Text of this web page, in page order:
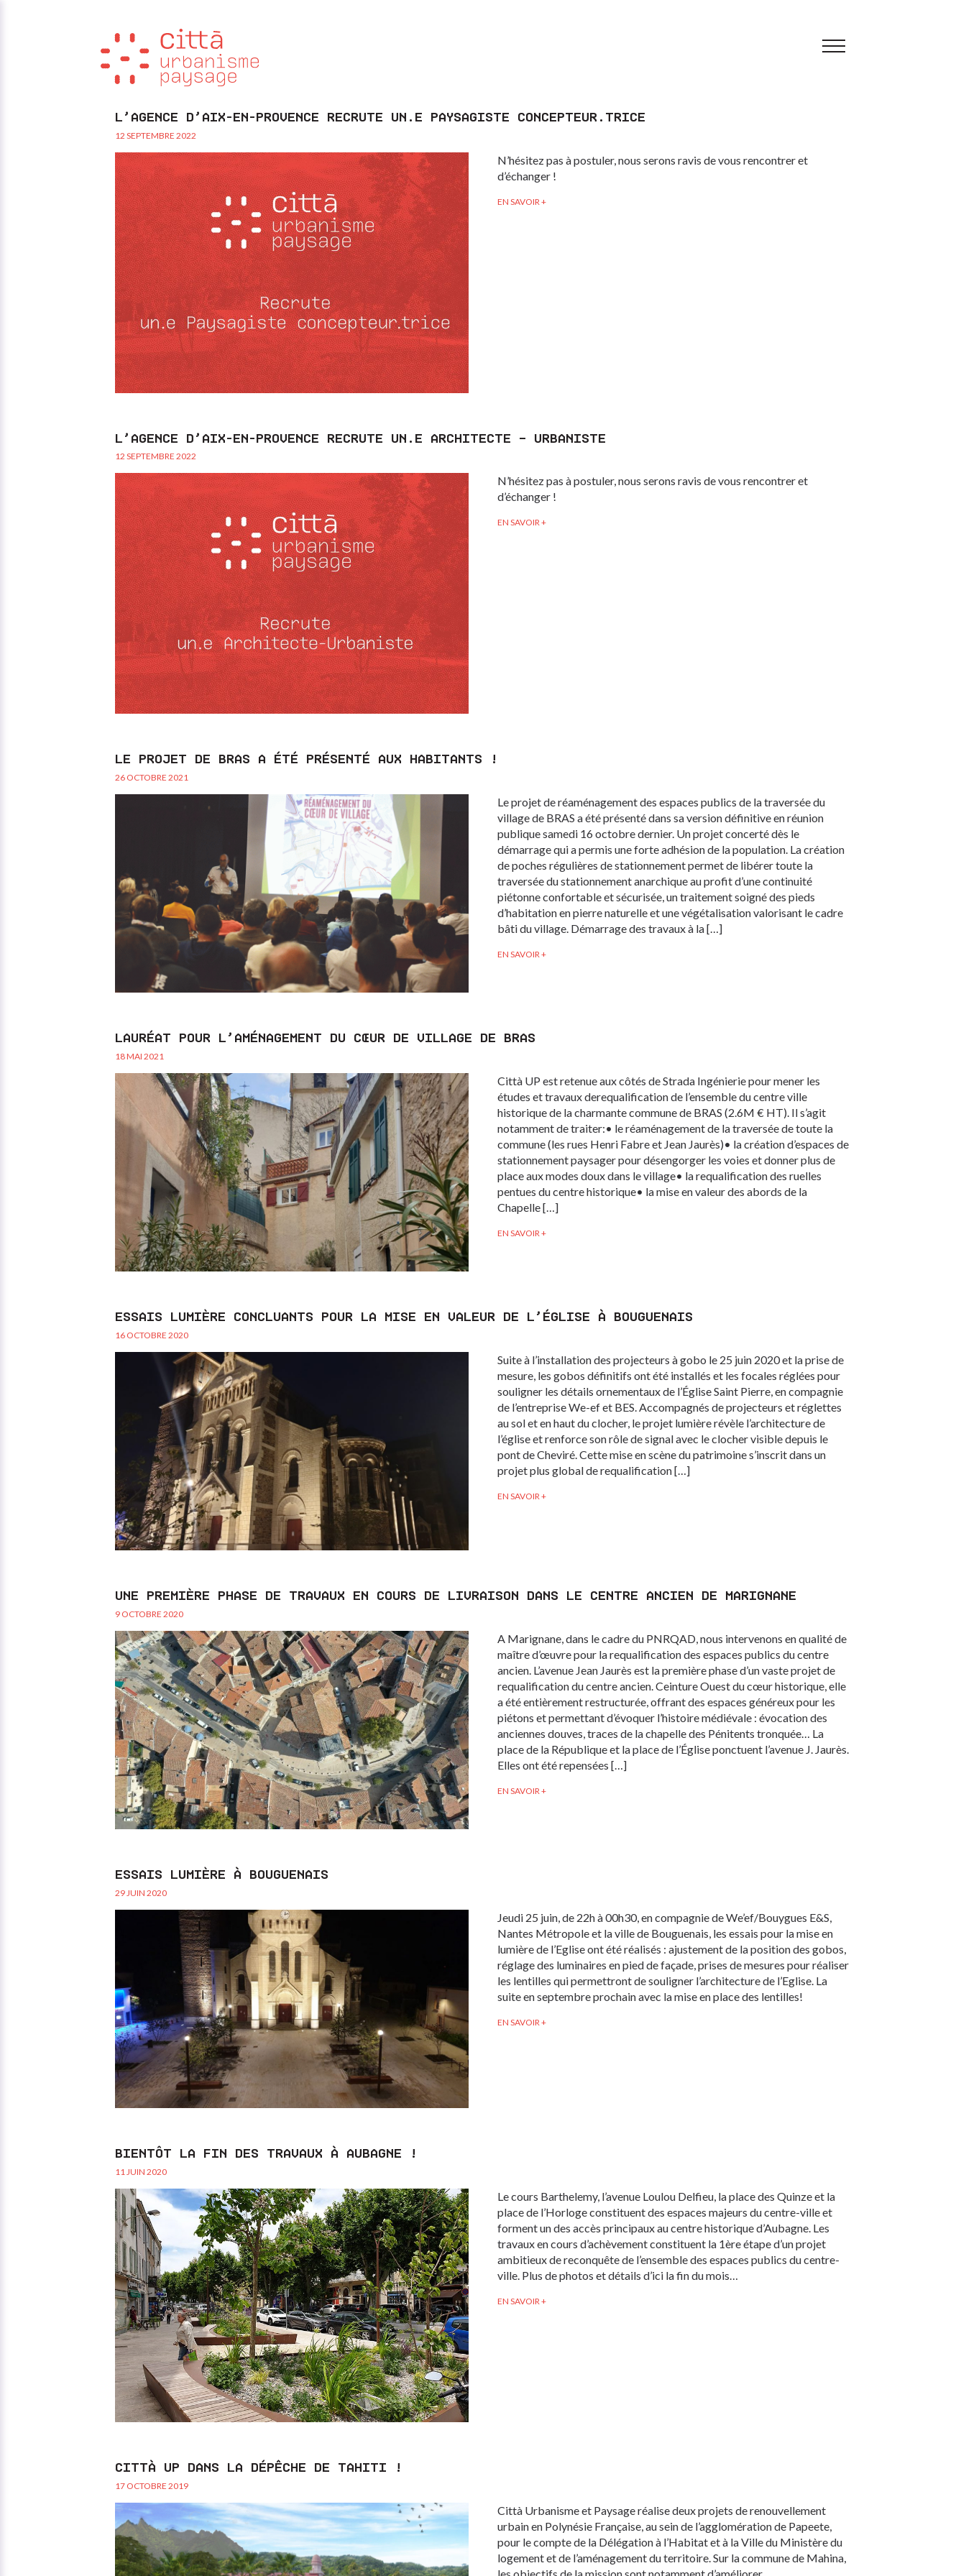
L’AGENCE D’AIX-EN-PROVENCE RECRUTE UN.E PAYSAGISTE CONCEPTEUR.TRICE
12 SEPTEMBRE 2022
N’hésitez pas à postuler, nous serons ravis de vous rencontrer et
d’échanger !
EN SAVOIR +
L’AGENCE D’AIX-EN-PROVENCE RECRUTE UN.E ARCHITECTE – URBANISTE
12 SEPTEMBRE 2022
N’hésitez pas à postuler, nous serons ravis de vous rencontrer et
d’échanger !
EN SAVOIR +
LE PROJET DE BRAS A ÉTÉ PRÉSENTÉ AUX HABITANTS !
26 OCTOBRE 2021
Le projet de réaménagement des espaces publics de la traversée du
village de BRAS a été présenté dans sa version définitive en réunion
publique samedi 16 octobre dernier. Un projet concerté dès le
démarrage qui a permis une forte adhésion de la population. La création
de poches régulières de stationnement permet de libérer toute la
traversée du stationnement anarchique au profit d’une continuité
piétonne confortable et sécurisée, un traitement soigné des pieds
d’habitation en pierre naturelle et une végétalisation valorisant le cadre
bâti du village. Démarrage des travaux à la […]
EN SAVOIR +
LAURÉAT POUR L’AMÉNAGEMENT DU CŒUR DE VILLAGE DE BRAS
18 MAI 2021
Città UP est retenue aux côtés de Strada Ingénierie pour mener les
études et travaux derequalification de l’ensemble du centre ville
historique de la charmante commune de BRAS (2.6M € HT). Il s’agit
notamment de traiter:• le réaménagement de la traversée de toute la
commune (les rues Henri Fabre et Jean Jaurès)• la création d’espaces de
stationnement paysager pour désengorger les voies et donner plus de
place aux modes doux dans le village• la requalification des ruelles
pentues du centre historique• la mise en valeur des abords de la
Chapelle […]
EN SAVOIR +
ESSAIS LUMIÈRE CONCLUANTS POUR LA MISE EN VALEUR DE L’ÉGLISE À BOUGUENAIS
16 OCTOBRE 2020
Suite à l’installation des projecteurs à gobo le 25 juin 2020 et la prise de
mesure, les gobos définitifs ont été installés et les focales réglées pour
souligner les détails ornementaux de l’Église Saint Pierre, en compagnie
de l’entreprise We-ef et BES. Accompagnés de projecteurs et réglettes
au sol et en haut du clocher, le projet lumière révèle l’architecture de
l’église et renforce son rôle de signal avec le clocher visible depuis le
pont de Cheviré. Cette mise en scène du patrimoine s’inscrit dans un
projet plus global de requalification […]
EN SAVOIR +
UNE PREMIÈRE PHASE DE TRAVAUX EN COURS DE LIVRAISON DANS LE CENTRE ANCIEN DE MARIGNANE
9 OCTOBRE 2020
A Marignane, dans le cadre du PNRQAD, nous intervenons en qualité de
maître d’œuvre pour la requalification des espaces publics du centre
ancien. L’avenue Jean Jaurès est la première phase d’un vaste projet de
requalification du centre ancien. Ceinture Ouest du cœur historique, elle
a été entièrement restructurée, offrant des espaces généreux pour les
piétons et permettant d’évoquer l’histoire médiévale : évocation des
anciennes douves, traces de la chapelle des Pénitents tronquée… La
place de la République et la place de l’Église ponctuent l’avenue J. Jaurès.
Elles ont été repensées […]
EN SAVOIR +
ESSAIS LUMIÈRE À BOUGUENAIS
29 JUIN 2020
Jeudi 25 juin, de 22h à 00h30, en compagnie de We’ef/Bouygues E&S,
Nantes Métropole et la ville de Bouguenais, les essais pour la mise en
lumière de l’Eglise ont été réalisés : ajustement de la position des gobos,
réglage des luminaires en pied de façade, prises de mesures pour réaliser
les lentilles qui permettront de souligner l’architecture de l’Eglise. La
suite en septembre prochain avec la mise en place des lentilles!
EN SAVOIR +
BIENTÔT LA FIN DES TRAVAUX À AUBAGNE !
11 JUIN 2020
Le cours Barthelemy, l’avenue Loulou Delfieu, la place des Quinze et la
place de l’Horloge constituent des espaces majeurs du centre-ville et
forment un des accès principaux au centre historique d’Aubagne. Les
travaux en cours d’achèvement constituent la 1ère étape d’un projet
ambitieux de reconquête de l’ensemble des espaces publics du centre-
ville. Plus de photos et détails d’ici la fin du mois…
EN SAVOIR +
CITTÀ UP DANS LA DÉPÊCHE DE TAHITI !
17 OCTOBRE 2019
Città Urbanisme et Paysage réalise deux projets de renouvellement
urbain en Polynésie Française, au sein de l’agglomération de Papeete,
pour le compte de la Délégation à l’Habitat et à la Ville du Ministère du
logement et de l’aménagement du territoire. Sur la commune de Mahina,